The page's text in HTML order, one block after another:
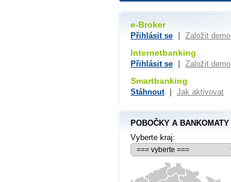
e-Broker
Přihlásit se Založit demo
Internetbanking
Přihlásit se Založit demo
Smartbanking
Stáhnout Jak aktivovat
POBOČKY A BANKOMATY
Vyberte kraj: